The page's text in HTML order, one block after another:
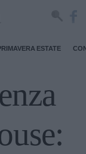
ESTATE